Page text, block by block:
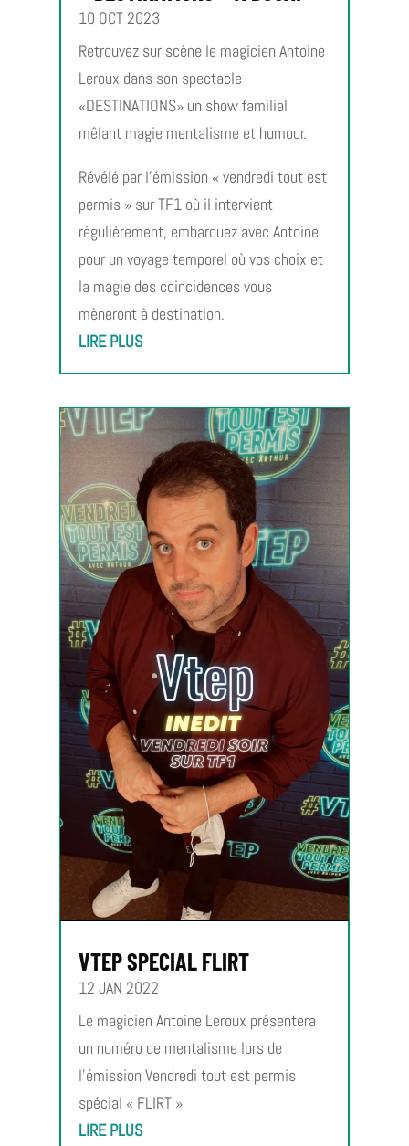
10 OCT 2023
Retrouvez sur scène le magicien Antoine
Leroux dans son spectacle
«DESTINATIONS» un show familial
mêlant magie mentalisme et humour.
Révélé par l’émission « vendredi tout est
permis » sur TF1 où il intervient
régulièrement, embarquez avec Antoine
pour un voyage temporel où vos choix et
la magie des coincidences vous
mèneront à destination.
LIRE PLUS
VTEP SPECIAL FLIRT
12 JAN 2022
Le magicien Antoine Leroux présentera
un numéro de mentalisme lors de
l’émission Vendredi tout est permis
spécial « FLIRT »
LIRE PLUS